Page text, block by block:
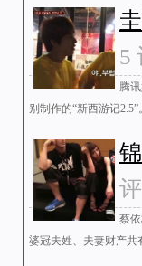
5
腾
别制作的“新西游记
蔡
婆冠夫姓、夫妻财产共